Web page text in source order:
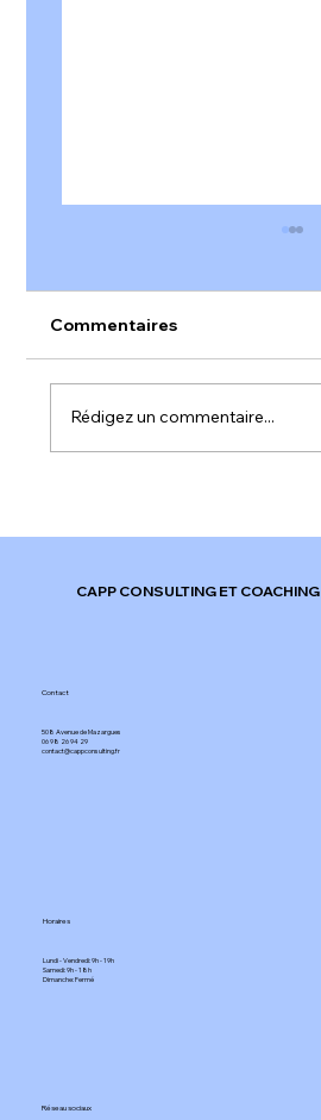
𝐅𝐫𝐚𝐧𝐜𝐞 !
Commentaires
Rédigez un commentaire...
CAPP CONSULTING ET COACHING
Contact
508 Avenue de Mazargues​
06 98 26 94 29​
contact@cappconsulting.fr
Horaires
Lundi - Vendredi: 9h - 19h
Samedi: 9h - 18h
Dimanche: Fermé​
Réseau sociaux